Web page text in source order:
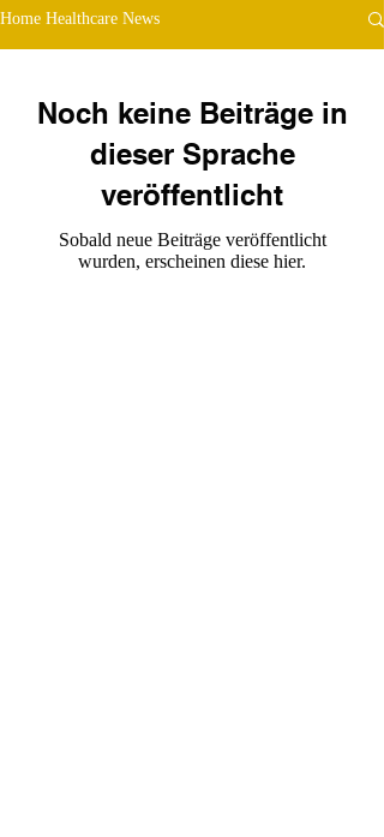
Home Healthcare News
Noch keine Beiträge in
dieser Sprache
veröffentlicht
Sobald neue Beiträge veröffentlicht
wurden, erscheinen diese hier.